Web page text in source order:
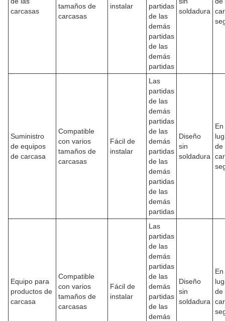
carcasas
tamaños de
carcasas
instalar
partidas
de las
demás
partidas
de las
demás
partidas
soldadura
Suministro
de equipos
de carcasa
Compatible
con varios
tamaños de
carcasas
Fácil de
instalar
Las
partidas
de las
demás
partidas
de las
demás
partidas
de las
demás
partidas
de las
demás
partidas
Diseño
sin
soldadura
de
Equipo para
productos de
carcasa
Compatible
con varios
tamaños de
carcasas
Fácil de
instalar
Las
partidas
de las
demás
partidas
de las
demás
partidas
de las
demás
Diseño
sin
soldadura
de